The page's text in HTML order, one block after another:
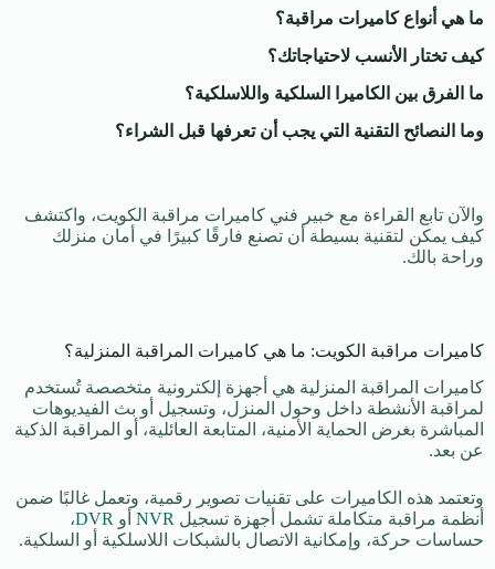
ما هي أنواع كاميرات مراقبة؟
كيف تختار الأنسب لاحتياجاتك؟
ما الفرق بين الكاميرا السلكية واللاسلكية؟
وما النصائح التقنية التي يجب أن تعرفها قبل الشراء؟
والآن تابع القراءة مع خبير فني كاميرات مراقبة الكويت، واكتشف
كيف يمكن لتقنية بسيطة أن تصنع فارقًا كبيرًا في أمان منزلك
وراحة بالك.
كاميرات مراقبة الكويت: ما هي كاميرات المراقبة المنزلية؟
كاميرات المراقبة المنزلية هي أجهزة إلكترونية متخصصة تُستخدم
لمراقبة الأنشطة داخل وحول المنزل، وتسجيل أو بث الفيديوهات
المباشرة بغرض الحماية الأمنية، المتابعة العائلية، أو المراقبة الذكية
عن بعد.
وتعتمد هذه الكاميرات على تقنيات تصوير رقمية، وتعمل غالبًا ضمن
أنظمة مراقبة متكاملة تشمل أجهزة تسجيل NVR أو DVR،
حساسات حركة، وإمكانية الاتصال بالشبكات اللاسلكية أو السلكية.